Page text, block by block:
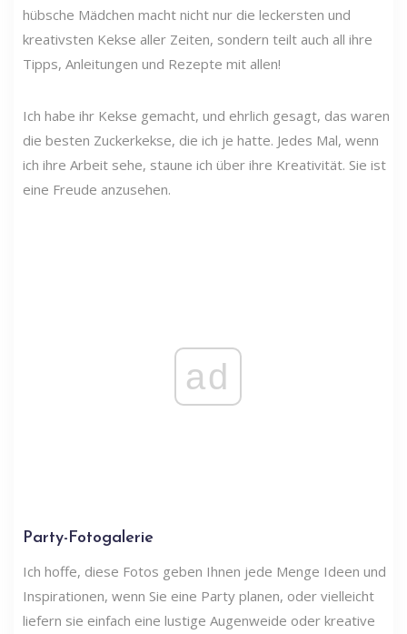
hübsche Mädchen macht nicht nur die leckersten und
kreativsten Kekse aller Zeiten, sondern teilt auch all ihre
Tipps, Anleitungen und Rezepte mit allen!
Ich habe ihr Kekse gemacht, und ehrlich gesagt, das waren
die besten Zuckerkekse, die ich je hatte. Jedes Mal, wenn
ich ihre Arbeit sehe, staune ich über ihre Kreativität. Sie ist
eine Freude anzusehen.
ad
Party-Fotogalerie
Ich hoffe, diese Fotos geben Ihnen jede Menge Ideen und
Inspirationen, wenn Sie eine Party planen, oder vielleicht
liefern sie einfach eine lustige Augenweide oder kreative